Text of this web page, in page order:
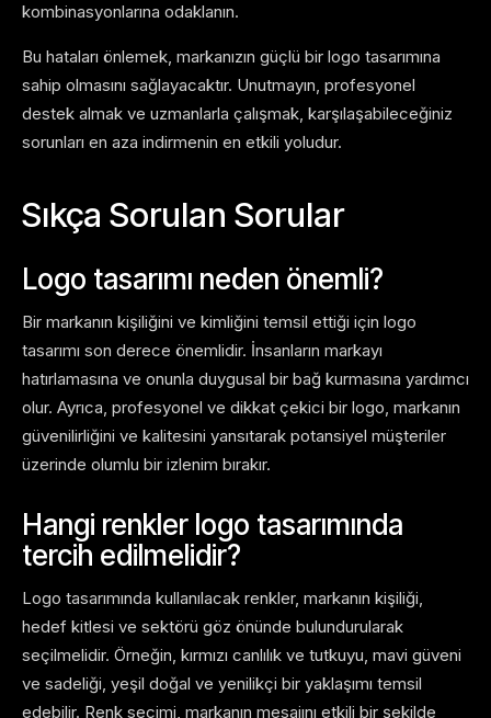
kombinasyonlarına odaklanın.
Bu hataları önlemek, markanızın güçlü bir logo tasarımına
sahip olmasını sağlayacaktır. Unutmayın, profesyonel
destek almak ve uzmanlarla çalışmak, karşılaşabileceğiniz
sorunları en aza indirmenin en etkili yoludur.
Sıkça Sorulan Sorular
Logo tasarımı neden önemli?
Bir markanın kişiliğini ve kimliğini temsil ettiği için logo
tasarımı son derece önemlidir. İnsanların markayı
hatırlamasına ve onunla duygusal bir bağ kurmasına yardımcı
olur. Ayrıca, profesyonel ve dikkat çekici bir logo, markanın
güvenilirliğini ve kalitesini yansıtarak potansiyel müşteriler
üzerinde olumlu bir izlenim bırakır.
Hangi renkler logo tasarımında
tercih edilmelidir?
Logo tasarımında kullanılacak renkler, markanın kişiliği,
hedef kitlesi ve sektörü göz önünde bulundurularak
seçilmelidir. Örneğin, kırmızı canlılık ve tutkuyu, mavi güveni
ve sadeliği, yeşil doğal ve yenilikçi bir yaklaşımı temsil
edebilir. Renk seçimi, markanın mesajını etkili bir şekilde